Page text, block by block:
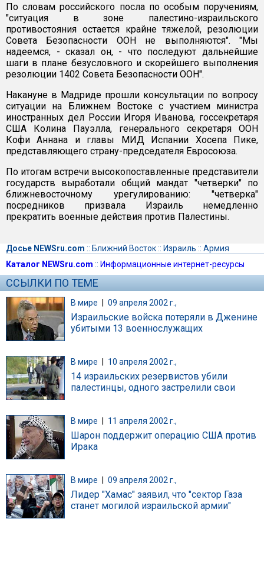
По словам российского посла по особым поручениям,
"ситуация в зоне палестино-израильского
противостояния остается крайне тяжелой, резолюции
Совета Безопасности ООН не выполняются". "Мы
надеемся, - сказал он, - что последуют дальнейшие
шаги в плане безусловного и скорейшего выполнения
резолюции 1402 Совета Безопасности ООН".
Накануне в Мадриде прошли консультации по вопросу
ситуации на Ближнем Востоке с участием министра
иностранных дел России Игоря Иванова, госсекретаря
США Колина Пауэлла, генерального секретаря ООН
Кофи Аннана и главы МИД Испании Хосепа Пике,
представляющего страну-председателя Евросоюза.
По итогам встречи высокопоставленные представители
государств выработали общий мандат "четверки" по
ближневосточному урегулированию: "четверка"
посредников призвала Израиль немедленно
прекратить военные действия против Палестины.
Досье NEWSru.com :: Ближний Восток:: Израиль :: Армия
Каталог NEWSru.com :: Информационные интернет-ресурсы
ССЫЛКИ ПО ТЕМЕ
В мире | 09 апреля 2002 г.,
Израильские войска потеряли в Дженине
убитыми 13 военнослужащих
В мире 10 апреля 2002 г.,
14 израильских резервистов убили
палестинцы, одного застрелили свои
В мире 11 апреля 2002 г.,
Шарон поддержит операцию США против
Ирака
В мире 09 апреля 2002 г.,
Лидер "Хамас" заявил, что "сектор Газа
станет могилой израильской армии"